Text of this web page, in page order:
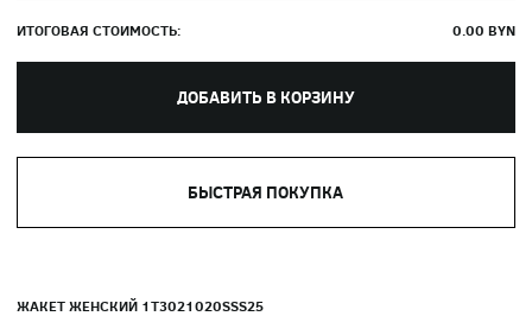
ИТОГОВАЯ СТОИМОСТЬ: 0.00 BYN
ДОБАВИТЬ В КОРЗИНУ
БЫСТРАЯ ПОКУПКА
ЖАКЕТ ЖЕНСКИЙ 1T3021020SSS25